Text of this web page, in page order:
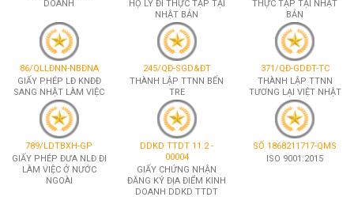
DOANH
HỘ LÝ ĐI THỰC TẬP TẠI
NHẬT BẢN
THỰC TẬP TẠI NHẬT
BẢN
86/QLLĐNN-NBĐNA
GIẤY PHÉP LĐ KNĐĐ
SANG NHẬT LÀM VIỆC
245/QĐ-SGD&ĐT
THÀNH LẬP TTNN BẾN
TRE
371/QĐ-GDĐT-TC
THÀNH LẬP TTNN
TƯƠNG LẠI VIỆT NHẬT
789/LDTBXH-GP
GIẤY PHÉP ĐƯA NLĐ ĐI
LÀM VIỆC Ở NƯỚC
NGOÀI
DDKD TTDT 11.2 -
00004
GIẤY CHỨNG NHẬN
ĐĂNG KÝ ĐỊA ĐIỂM KINH
DOANH DDKD TTDT
SỐ 1868211717-QMS
ISO 9001:2015